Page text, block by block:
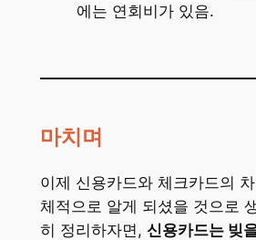
에는 연회비가 있음.
마치며
이제 신용카드와 체크카드의
체적으로 알게 되셨을 것으로
히 정리하자면, 신용카드는 빚